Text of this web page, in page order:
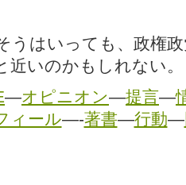
うはいっても、政権
近いのかもしれない。
—オピニオン—提言—
ィール—-著書—行動—